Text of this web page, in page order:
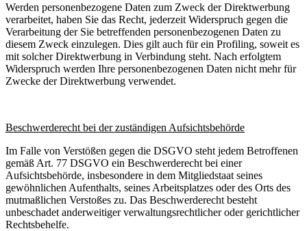
Werden personenbezogene Daten zum Zweck der Direktwerbung
verarbeitet, haben Sie das Recht, jederzeit Widerspruch gegen die
Verarbeitung der Sie betreffenden personenbezogenen Daten zu
diesem Zweck einzulegen. Dies gilt auch für ein Profiling, soweit es
mit solcher Direktwerbung in Verbindung steht. Nach erfolgtem
Widerspruch werden Ihre personenbezogenen Daten nicht mehr für
Zwecke der Direktwerbung verwendet.
Beschwerderecht bei der zuständigen Aufsichtsbehörde
Im Falle von Verstößen gegen die DSGVO steht jedem Betroffenen
gemäß Art. 77 DSGVO ein Beschwerderecht bei einer
Aufsichtsbehörde, insbesondere in dem Mitgliedstaat seines
gewöhnlichen Aufenthalts, seines Arbeitsplatzes oder des Orts des
mutmaßlichen Verstoßes zu. Das Beschwerderecht besteht
unbeschadet anderweitiger verwaltungsrechtlicher oder gerichtlicher
Rechtsbehelfe.